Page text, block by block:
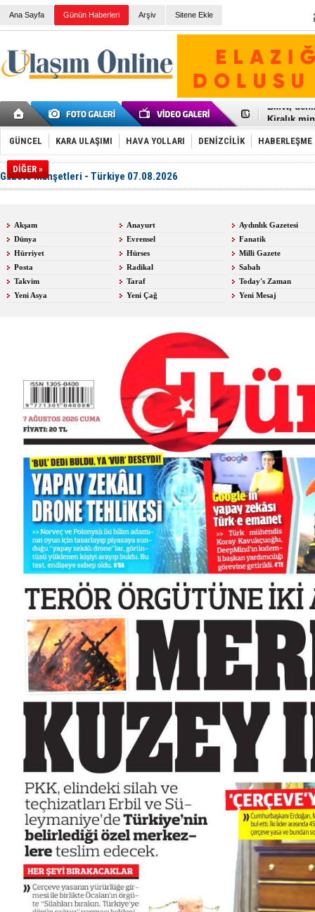
Ana Sayfa Günün Haberleri Arşiv Sitene Ekle
Kiralık
VW'de üst
Ünye
İzmir-
HAVAŞ
'Jet uçak'
GÜNCEL KARA ULAŞIMI HAVA YOLLARI DENİZCİLİK HABERLEŞME
DİĞER »
Gazete Manşetleri - Türkiye 07.08.2026
Akşam Anayurt
Aydınlık Gazetesi
Dünya
Evrensel
Fanatik
Hürriyet
Hürses
Milli Gazete
Posta
Radikal
Sabah
Takvim
Taraf
Today's Zaman
Yeni Asya
Yeni Çağ Yeni Mesaj